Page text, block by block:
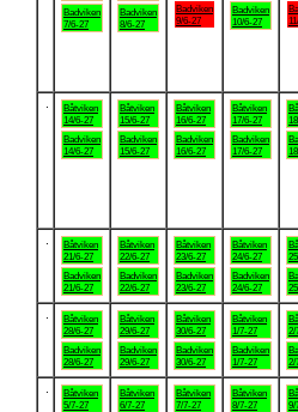
Badviken
7/6-27
Badviken
8/6-27
Badviken
9/6-27
Badviken
10/6-27
Båtviken
14/6-27
Badviken
14/6-27
Båtviken
15/6-27
Badviken
15/6-27
Båtviken
16/6-27
Badviken
16/6-27
Båtviken
17/6-27
Badviken
17/6-27
Båtviken
21/6-27
Badviken
21/6-27
Båtviken
22/6-27
Badviken
22/6-27
Båtviken
23/6-27
Badviken
23/6-27
Båtviken
24/6-27
Badviken
24/6-27
Båtviken
28/6-27
Badviken
28/6-27
Båtviken
29/6-27
Badviken
29/6-27
Båtviken
30/6-27
Badviken
30/6-27
Båtviken
1/7-27
Badviken
1/7-27
2/
2/
Båtviken
5/7-27
Båtviken
6/7-27
Båtviken
7/7-27
Båtviken
8/7-27
9/